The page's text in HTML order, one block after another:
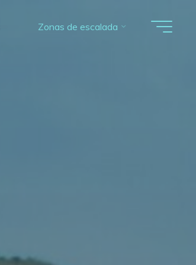
Zonas de escalada